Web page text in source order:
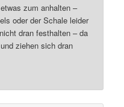
zum anhalten –
oder der Schale leider
dran festhalten – da
ziehen sich dran